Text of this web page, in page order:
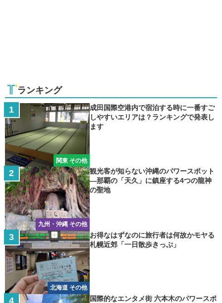
ランキング
関東 その他
成田国際空港内で宿泊する時に一番すご
しやすいエリアは？ランキングで発表し
ます
九州・沖縄 その他
観光客が知らない沖縄のパワースポット
―那覇の「天久」に鎮座する4つの龍神
の聖地
北海道 その他
お得なはずなのに旅行者は何故かモヤる
札幌近郊「一日散歩きっぷ」
国際的なエンタメ街 六本木のパワースポ